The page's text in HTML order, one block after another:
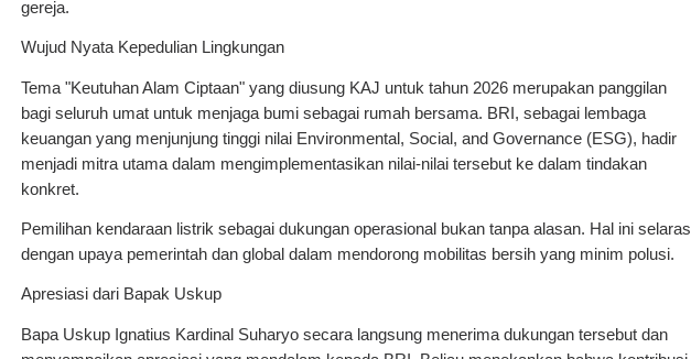
gereja.
Wujud Nyata Kepedulian Lingkungan
Tema "Keutuhan Alam Ciptaan" yang diusung KAJ untuk tahun 2026 merupakan panggilan
bagi seluruh umat untuk menjaga bumi sebagai rumah bersama. BRI, sebagai lembaga
keuangan yang menjunjung tinggi nilai Environmental, Social, and Governance (ESG), hadir
menjadi mitra utama dalam mengimplementasikan nilai-nilai tersebut ke dalam tindakan
konkret.
Pemilihan kendaraan listrik sebagai dukungan operasional bukan tanpa alasan. Hal ini selaras
dengan upaya pemerintah dan global dalam mendorong mobilitas bersih yang minim polusi.
Apresiasi dari Bapak Uskup
Bapa Uskup Ignatius Kardinal Suharyo secara langsung menerima dukungan tersebut dan